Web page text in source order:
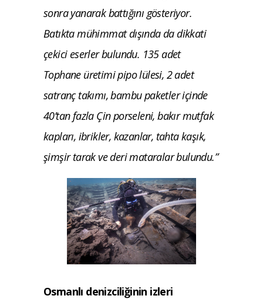
sonra yanarak battığını gösteriyor.
Batıkta mühimmat dışında da dikkati
çekici eserler bulundu. 135 adet
Tophane üretimi pipo lülesi, 2 adet
satranç takımı, bambu paketler içinde
40’tan fazla Çin porseleni, bakır mutfak
kapları, ibrikler, kazanlar, tahta kaşık,
şimşir tarak ve deri mataralar bulundu.”
Osmanlı denizciliğinin izleri